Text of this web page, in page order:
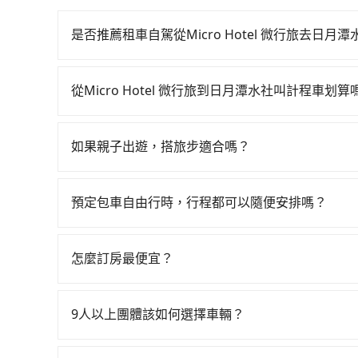
是否推薦租車自駕從Micro Hotel 微行旅去日月潭
天就要來回，那在台中路邊可隨租隨借的iRent應
時40元路邊停車費用預估進去，但額外的汽車保
的車門仍未被修理，每一次租車都好像在開樂透
點仍有段距離，在遇到下雨天或者載行李時，就顯
從Micro Hotel 微行旅到日月潭水社叫計程車划算
到車，也可考慮打電話至Micro Hotel 微行旅附近
其叫車的難度是雙北市的490倍。再加上台中市有
如果親子出遊，搭旅步適合嗎？
出遊時安全更有保障。
預定包車自由行時，行程都可以隨便安排嗎？
的需求安排的。
怎麼訂房最便宜？
區、價位、人數、特殊需求來搜尋適合的旅店與
9人以上團體該如何選擇車輛？